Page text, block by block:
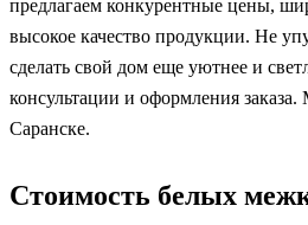
предлагаем конкурентные цены,
высокое качество продукции. Не
сделать свой дом еще уютнее и
консультации и оформления
Саранске.
Стоимость белых